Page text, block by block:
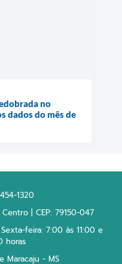
no
dados do mês de
1320
| CEP: 79150-047
feira: 7:00 às 11:00 e
horas
Maracaju - MS